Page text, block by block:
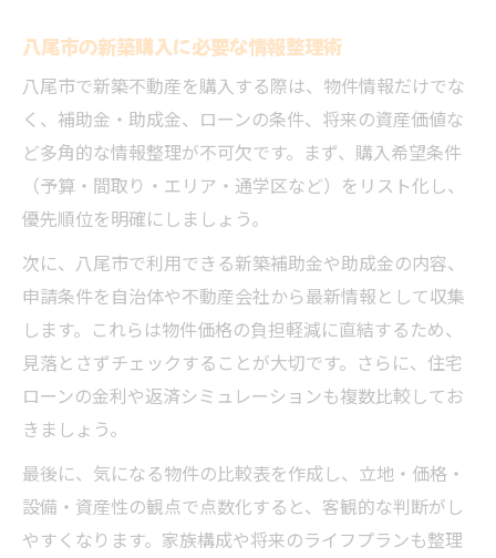
八尾市の新築購入に必要な情報整理術
八尾市で新築不動産を購入する際は、物件情報だけでな
く、補助金・助成金、ローンの条件、将来の資産価値な
ど多角的な情報整理が不可欠です。まず、購入希望条件
（予算・間取り・エリア・通学区など）をリスト化し、
優先順位を明確にしましょう。
次に、八尾市で利用できる新築補助金や助成金の内容、
申請条件を自治体や不動産会社から最新情報として収集
します。これらは物件価格の負担軽減に直結するため、
見落とさずチェックすることが大切です。さらに、住宅
ローンの金利や返済シミュレーションも複数比較してお
きましょう。
最後に、気になる物件の比較表を作成し、立地・価格・
設備・資産性の観点で点数化すると、客観的な判断がし
やすくなります。家族構成や将来のライフプランも整理